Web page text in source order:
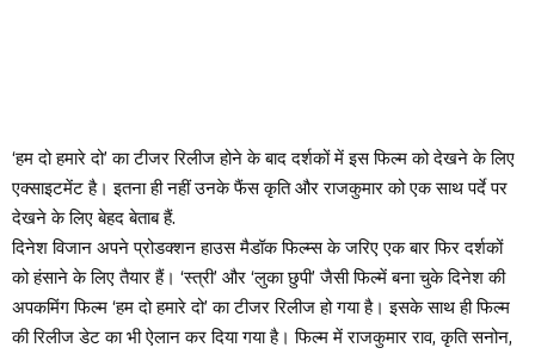
‘हम दो हमारे दो’ का टीजर रिलीज होने के बाद दर्शकों में इस फिल्म को देखने के लिए
एक्साइटमेंट है। इतना ही नहीं उनके फैंस कृति और राजकुमार को एक साथ पर्दे पर
देखने के लिए बेहद बेताब हैं.
दिनेश विजान अपने प्रोडक्शन हाउस मैडॉक फिल्म्स के जरिए एक बार फिर दर्शकों
को हंसाने के लिए तैयार हैं। ‘स्त्री’ और ‘लुका छुपी’ जैसी फिल्में बना चुके दिनेश की
अपकमिंग फिल्म ‘हम दो हमारे दो’ का टीजर रिलीज हो गया है। इसके साथ ही फिल्म
की रिलीज डेट का भी ऐलान कर दिया गया है। फिल्म में राजकुमार राव, कृति सनोन,